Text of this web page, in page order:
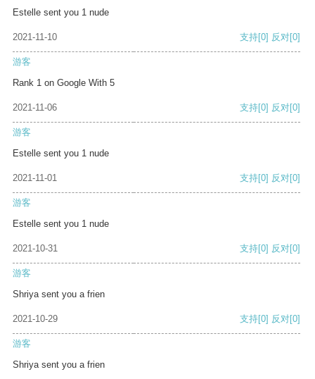
Estelle sent you 1 nude
2021-11-10 支持[0] 反对[0]
游客
Rank 1 on Google With 5
2021-11-06 支持[0] 反对[0]
游客
Estelle sent you 1 nude
2021-11-01 支持[0] 反对[0]
游客
Estelle sent you 1 nude
2021-10-31 支持[0] 反对[0]
游客
Shriya sent you a frien
2021-10-29 支持[0] 反对[0]
游客
Shriya sent you a frien